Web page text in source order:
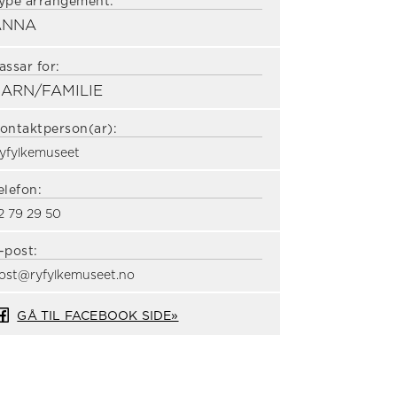
for:
FAMILIE
79 29 50
post:
GÅ TIL FACEBOOK SIDE»